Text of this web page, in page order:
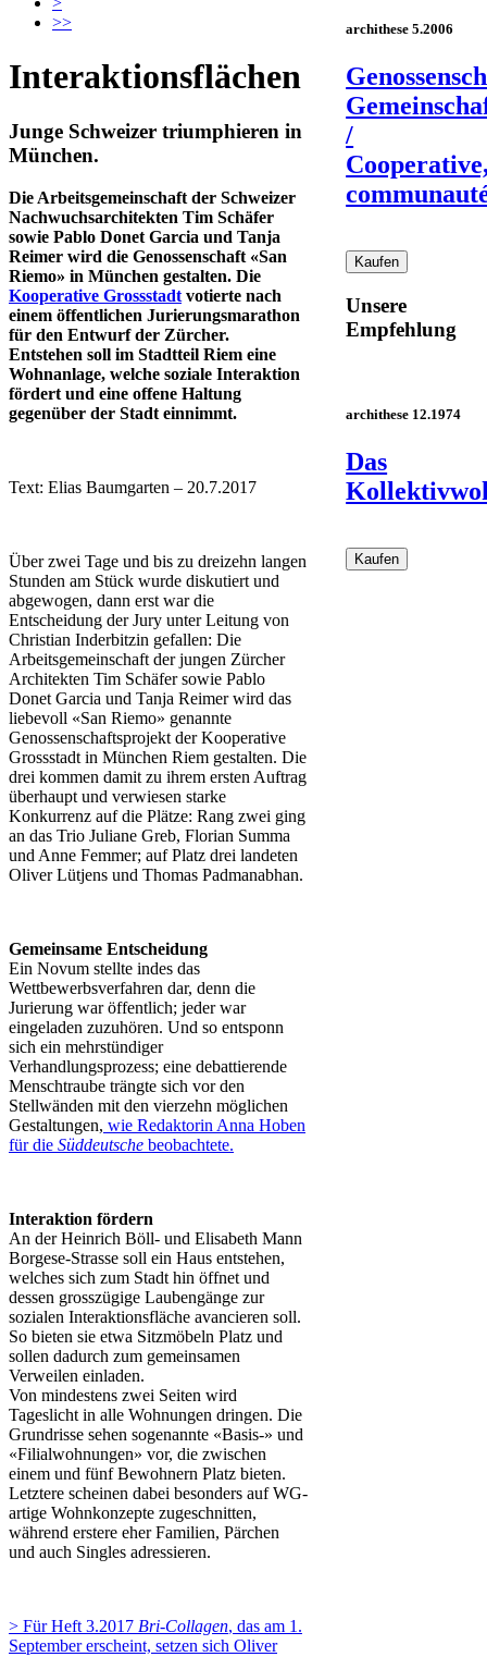
>>
Interaktionsflächen
Junge Schweizer triumphieren in
München.
Die Arbeitsgemeinschaft der Schweizer
Nachwuchsarchitekten Tim Schäfer
sowie Pablo Donet Garcia und Tanja
Reimer wird die Genossenschaft «San
Riemo» in München gestalten. Die
Kooperative Grossstadt votierte nach
einem öffentlichen Jurierungsmarathon
für den Entwurf der Zürcher.
Entstehen soll im Stadtteil Riem eine
Wohnanlage, welche soziale Interaktion
fördert und eine offene Haltung
gegenüber der Stadt einnimmt.
Text: Elias Baumgarten – 20.7.2017
Über zwei Tage und bis zu dreizehn langen
Stunden am Stück wurde diskutiert und
abgewogen, dann erst war die
Entscheidung der Jury unter Leitung von
Christian Inderbitzin gefallen: Die
Arbeitsgemeinschaft der jungen Zürcher
Architekten Tim Schäfer sowie Pablo
Donet Garcia und Tanja Reimer wird das
liebevoll «San Riemo» genannte
Genossenschaftsprojekt der Kooperative
Grossstadt in München Riem gestalten. Die
drei kommen damit zu ihrem ersten Auftrag
überhaupt und verwiesen starke
Konkurrenz auf die Plätze: Rang zwei ging
an das Trio Juliane Greb, Florian Summa
und Anne Femmer; auf Platz drei landeten
Oliver Lütjens und Thomas Padmanabhan.
Gemeinsame Entscheidung
Ein Novum stellte indes das
Wettbewerbsverfahren dar, denn die
Jurierung war öffentlich; jeder war
eingeladen zuzuhören. Und so entsponn
sich ein mehrstündiger
Verhandlungsprozess; eine debattierende
Menschtraube trängte sich vor den
Stellwänden mit den vierzehn möglichen
Gestaltungen, wie Redaktorin Anna Hoben
für die Süddeutsche beobachtete.
Interaktion fördern
An der Heinrich Böll- und Elisabeth Mann
Borgese-Strasse soll ein Haus entstehen,
welches sich zum Stadt hin öffnet und
dessen grosszügige Laubengänge zur
sozialen Interaktionsfläche avancieren soll.
So bieten sie etwa Sitzmöbeln Platz und
sollen dadurch zum gemeinsamen
Verweilen einladen.
Von mindestens zwei Seiten wird
Tageslicht in alle Wohnungen dringen. Die
Grundrisse sehen sogenannte «Basis-» und
«Filialwohnungen» vor, die zwischen
einem und fünf Bewohnern Platz bieten.
Letztere scheinen dabei besonders auf WG-
artige Wohnkonzepte zugeschnitten,
während erstere eher Familien, Pärchen
und auch Singles adressieren.
> Für Heft 3.2017 Bri-Collagen, das am 1.
September erscheint, setzen sich Oliver
archithese 5.2006
/
Unsere
Empfehlung
archithese 12.1974
Das